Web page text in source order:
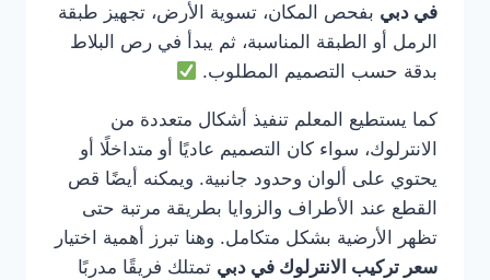
في دبي بفحص المكان، تسوية الأرض، تجهيز طبقة
الرمل أو الطبقة المناسبة، ثم يبدأ في رص البلاط
بدقة حسب التصميم المطلوب.
كما يستطيع المعلم تنفيذ أشكال متعددة من
الانترلوك، سواء كان التصميم عاديًا أو متداخلًا أو
يحتوي على ألوان وحدود جانبية. ويمكنه أيضًا قص
القطع عند الأطراف والزوايا بطريقة مرتبة حتى
تظهر الأرضية بشكل متكامل. وهنا تبرز أهمية اختيار
سعر تركيب الانترلوك في دبي تمتلك فريقًا مدربًا